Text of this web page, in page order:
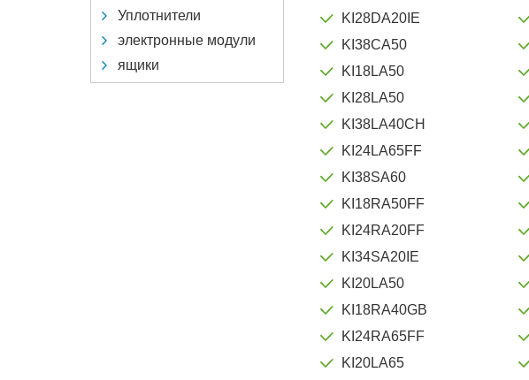
Уплотнители
электронные модули
ящики
KI28DA20IE
KI38CA50
KI18LA50
KI28LA50
KI38LA40CH
KI24LA65FF
KI38SA60
KI18RA50FF
KI24RA20FF
KI34SA20IE
KI20LA50
KI18RA40GB
KI24RA65FF
KI20LA65